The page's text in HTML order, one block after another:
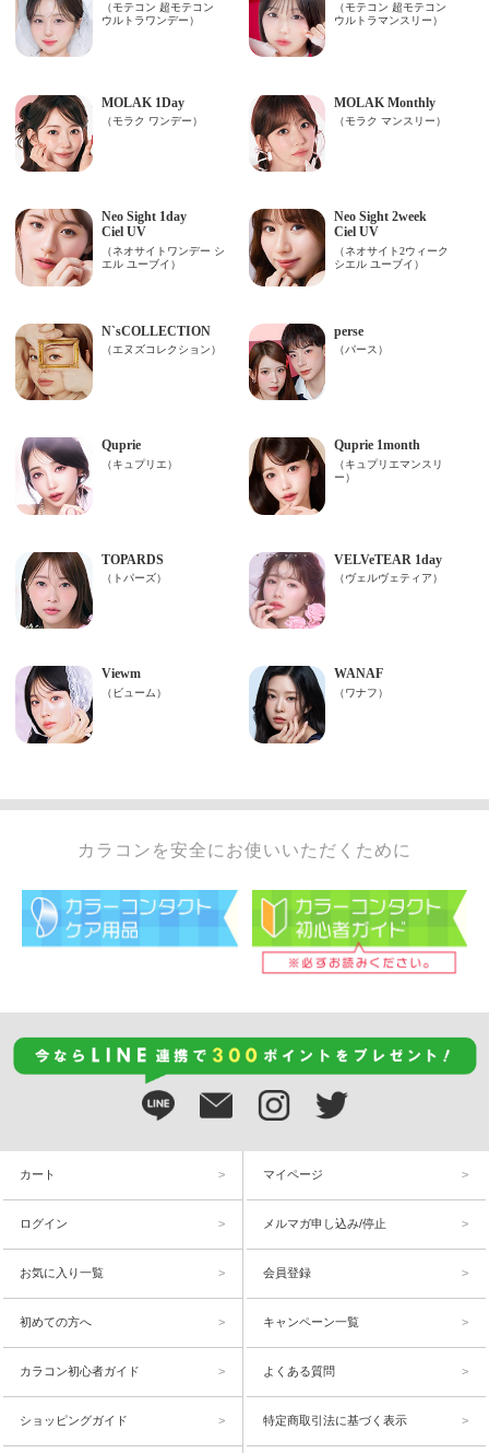
カラコンを安全にお使いいただくために
カート マイページ
ログイン メルマガ申し込み/停止
お気に入り一覧 会員登録
初めての方へ キャンペーン一覧
カラコン初心者ガイド よくある質問
ショッピングガイド 特定商取引法に基づく表示